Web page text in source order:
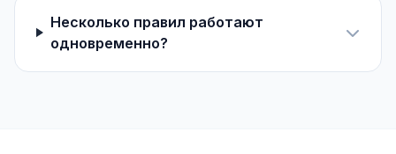
Несколько правил работают
одновременно?